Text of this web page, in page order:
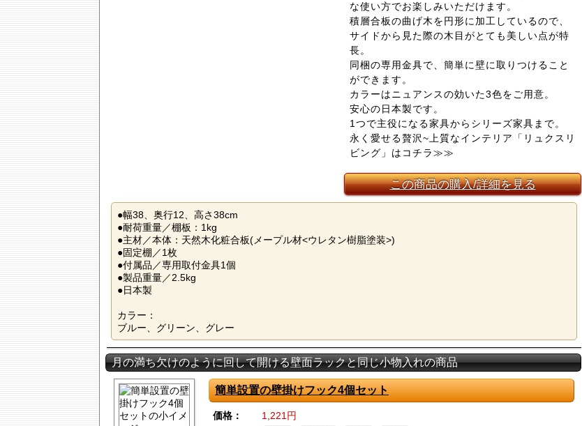
な使い方でお楽しみいただけます。
積層合板の曲げ木を円形に加工しているので、
サイドから見た際の木目がとても美しい点が特
長。
同梱の専用金具で、簡単に壁に取りつけること
ができます。
カラーはニュアンスの効いた3色をご用意。
安心の日本製です。
1つで主役になる家具からシリーズ家具まで。
永く愛せる贅沢~上質なインテリア「リュクスリ
ビング」はコチラ≫≫
この商品の購入/詳細を見る
●幅38、奥行12、高さ38cm
●耐荷重量／棚板：1kg
●主材／本体：天然木化粧合板(メープル材<ウレタン樹脂塗装>)
●固定棚／1枚
●付属品／専用取付金具1個
●製品重量／2.5kg
●日本製
カラー：
ブルー、グリーン、グレー
月の満ち欠けのように回して開ける壁面ラックと同じ小物入れの商品
簡単設置の壁掛けフック4個セット
価格：
1,221円